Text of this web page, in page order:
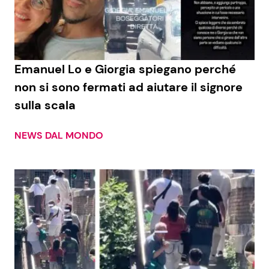
Economia
Persone Scomparse
Fiction e Serie TV
Programmi TV
Reality e Talent
News Cinema
News Musica
News Spettacolo
News dal mondo
Emanuel Lo e Giorgia spiegano perché
non si sono fermati ad aiutare il signore
sulla scala
NEWS DAL MONDO